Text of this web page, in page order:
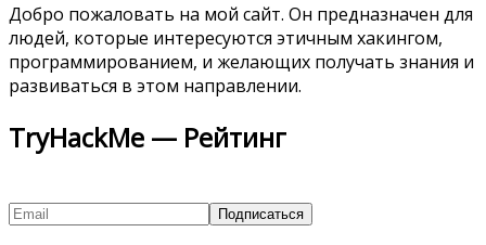
Добро пожаловать на мой сайт. Он предназначен для
людей, которые интересуются этичным хакингом,
программированием, и желающих получать знания и
развиваться в этом направлении.
TryHackMe — Рейтинг